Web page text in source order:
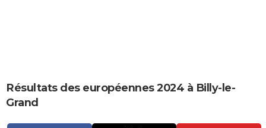
CARTE DE VOEUX
Carte de Noël
Carte Bonne année
Carte Saint-Valentin
Carte Pâques
Carte d'anniversaire
Résultats des européennes 2024 à Billy-le-
Grand